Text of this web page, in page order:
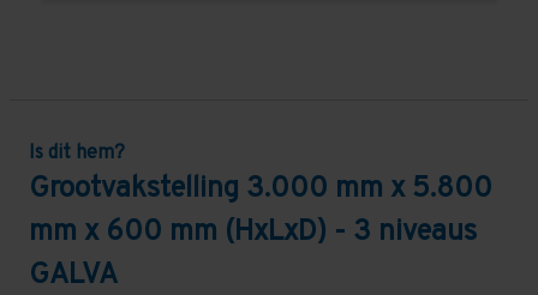
Is dit hem?
Grootvakstelling 3.000 mm x 5.800
mm x 600 mm (HxLxD) - 3 niveaus
GALVA